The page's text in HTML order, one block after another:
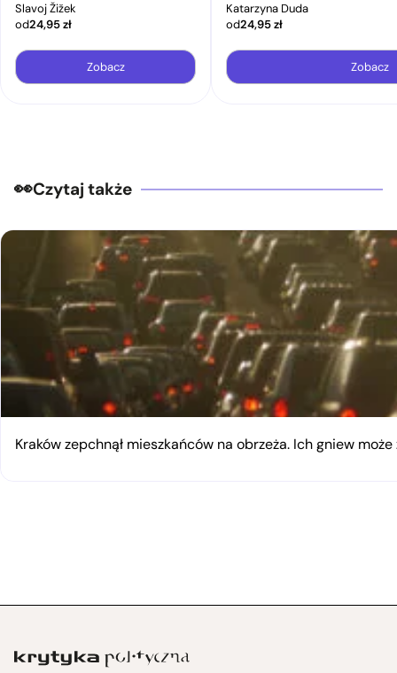
Slavoj Žižek
od24,95zł
Zobacz
Katarzyna Duda
od24,95zł
Zobacz
Czytaj także
Kraków zepchnął mieszkańców na obrzeża. Ich gniew